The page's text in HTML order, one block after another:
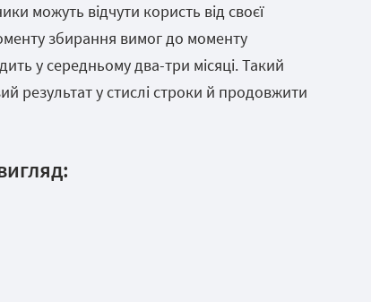
можуть відчути користь від своєї
збирання вимог до моменту
у середньому два-три місяці. Такий
результат у стислі строки й продовжити